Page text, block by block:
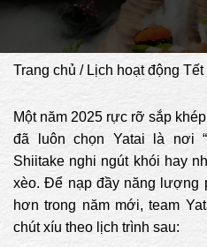
Trang chủ / Lịch hoạt động
Một năm 2025 rực rỡ sắp
đã luôn chọn Yatai là nơi
Shiitake nghi ngút khói hay
xèo. Để nạp đầy năng lượng
hơn trong năm mới, team
chút xíu theo lịch trình sau: